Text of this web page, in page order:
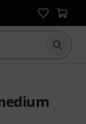
Zoek